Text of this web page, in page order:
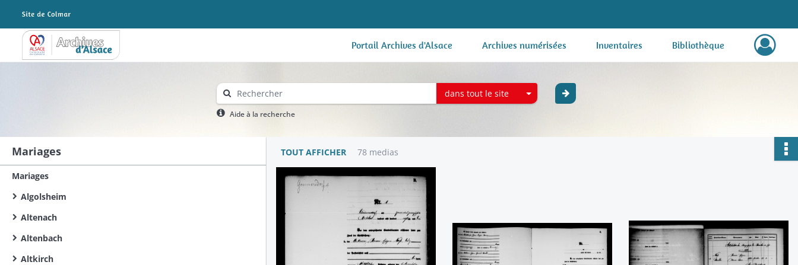
Archives Alsace - Colmar Portail Archives d'Alsace Archives numérisées Inventaires Bibliothèque
dans tout le site
Aide à la recherche
Mariages
Mariages
Algolsheim
Altenach
Altenbach
Altkirch
TOUT AFFICHER 78 medias